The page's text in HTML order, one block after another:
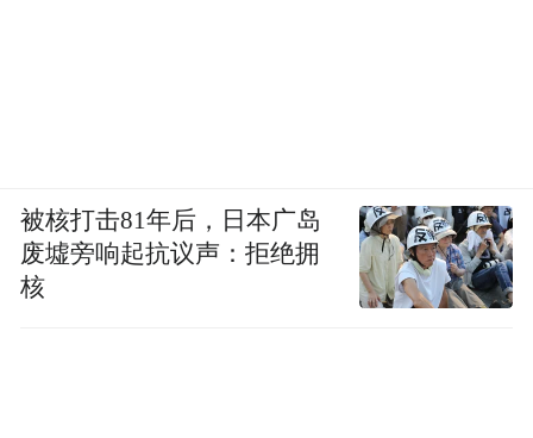
被核打击81年后，日本广岛
废墟旁响起抗议声：拒绝拥
核